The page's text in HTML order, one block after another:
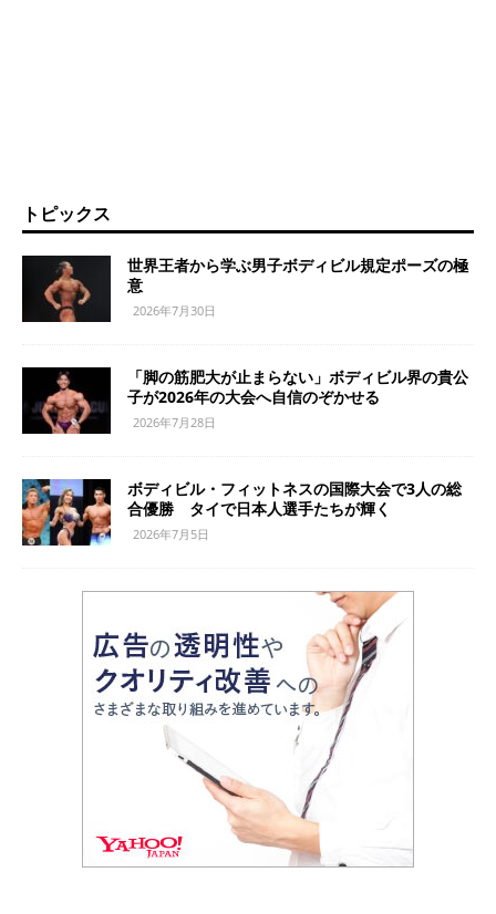
トピックス
世界王者から学ぶ男子ボディビル規定ポーズの極
意
2026年7月30日
「脚の筋肥大が止まらない」ボディビル界の貴公
子が2026年の大会へ自信のぞかせる
2026年7月28日
ボディビル・フィットネスの国際大会で3人の総
合優勝 タイで日本人選手たちが輝く
2026年7月5日